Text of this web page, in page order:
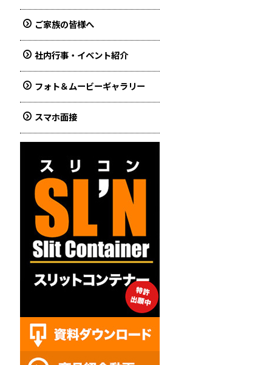
ご家族の皆様へ
社内行事・イベント紹介
フォト＆ムービーギャラリー
スマホ面接